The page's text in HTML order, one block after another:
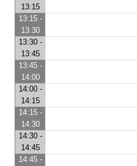
13:15
13:15 -
13:30
13:30 -
13:45
13:45 -
14:00
14:00 -
14:15
14:15 -
14:30
14:30 -
14:45
14:45 -